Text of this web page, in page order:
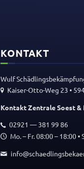
KONTAKT
Wulf
Kaiser-Otto-Weg 23 •
Kontakt Zentrale Soest&
02921 — 381 99 86
Mo. – Fr. 08:00 – 18:00 •